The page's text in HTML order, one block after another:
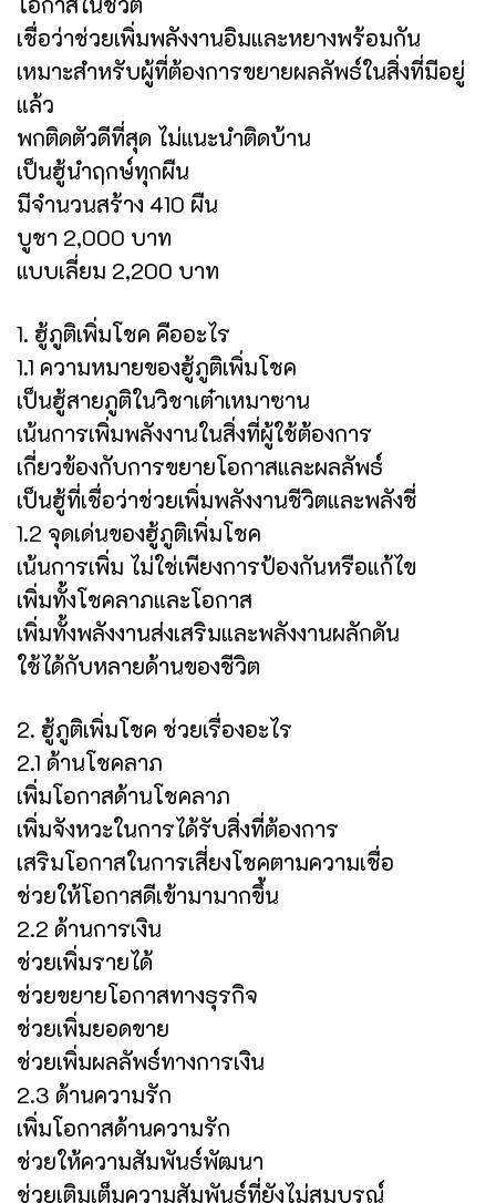
เชื่อว่าช่วยเพิ่มพลังงานอิมและหยางพร้อมกัน
เหมาะสำหรับผู้ที่ต้องการขยายผลลัพธ์ในสิ่งที่มีอยู่
แล้ว
พกติดตัวดีที่สุด ไม่แนะนำติดบ้าน
เป็นฮู้นำฤกษ์ทุกผืน
มีจำนวนสร้าง 410 ผืน
บูชา 2,000 บาท
แบบเลี่ยม 2,200 บาท
1. ฮู้ภูติเพิ่มโชค คืออะไร
1.1 ความหมายของฮู้ภูติเพิ่มโชค
เป็นฮู้สายภูติในวิชาเต๋าเหมาซาน
เน้นการเพิ่มพลังงานในสิ่งที่ผู้ใช้ต้องการ
เกี่ยวข้องกับการขยายโอกาสและผลลัพธ์
เป็นฮู้ที่เชื่อว่าช่วยเพิ่มพลังงานชีวิตและพลังชี่
1.2 จุดเด่นของฮู้ภูติเพิ่มโชค
เน้นการเพิ่ม ไม่ใช่เพียงการป้องกันหรือแก้ไข
เพิ่มทั้งโชคลาภและโอกาส
เพิ่มทั้งพลังงานส่งเสริมและพลังงานผลักดัน
ใช้ได้กับหลายด้านของชีวิต
2. ฮู้ภูติเพิ่มโชค ช่วยเรื่องอะไร
2.1 ด้านโชคลาภ
เพิ่มโอกาสด้านโชคลาภ
เพิ่มจังหวะในการได้รับสิ่งที่ต้องการ
เสริมโอกาสในการเสี่ยงโชคตามความเชื่อ
ช่วยให้โอกาสดีเข้ามามากขึ้น
2.2 ด้านการเงิน
ช่วยเพิ่มรายได้
ช่วยขยายโอกาสทางธุรกิจ
ช่วยเพิ่มยอดขาย
ช่วยเพิ่มผลลัพธ์ทางการเงิน
2.3 ด้านความรัก
เพิ่มโอกาสด้านความรัก
ช่วยให้ความสัมพันธ์พัฒนา
ช่วยเติมเต็มความสัมพันธ์ที่ยังไม่สมบูรณ์